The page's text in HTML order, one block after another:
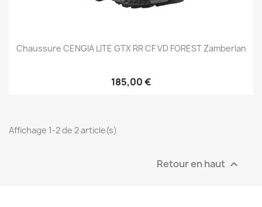
Chaussure CENGIA LITE GTX RR CF VD FOREST Zamberlan
185,00 €
Affichage 1-2 de 2 article(s)
Retour en haut 